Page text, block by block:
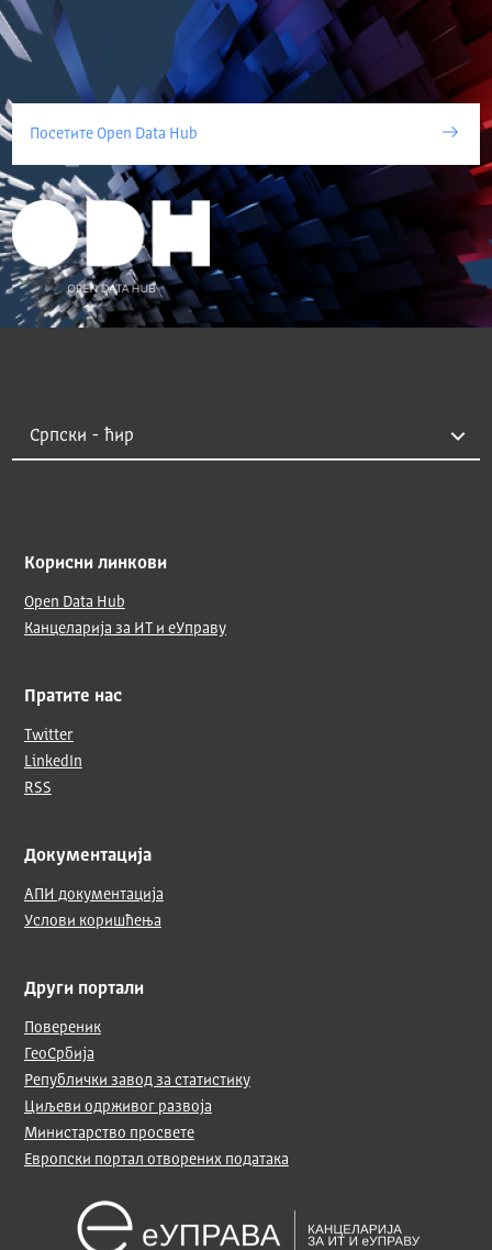
Посетите Open Data Hub
Корисни линкови
Open Data Hub
Канцеларија за ИТ и еУправу
Пратите нас
Twitter
LinkedIn
RSS
Документација
АПИ документација
Услови коришћења
Други портали
Повереник
ГеоСрбија
Републички завод за статистику
Циљеви одрживог развоја
Министарство просвете
Европски портал отворених података